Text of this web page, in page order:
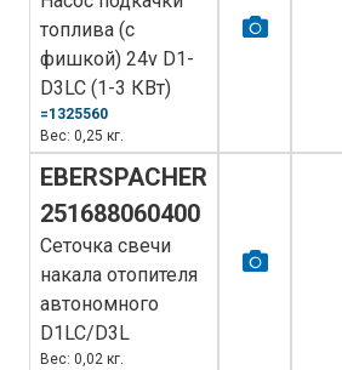
топлива (с
фишкой) 24v D1-
D3LC (1-3 КВт)
=1325560
Вес: 0,25 кг.
EBERSPACHER
251688060400
Сеточка свечи
накала отопителя
автономного
D1LC/D3L
Вес: 0,02 кг.